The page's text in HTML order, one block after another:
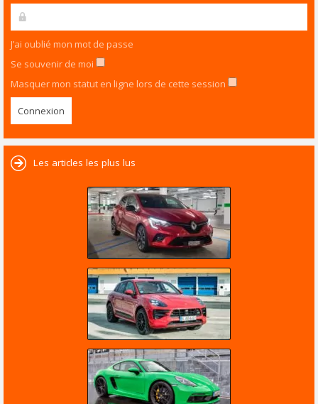
J’ai oublié mon mot de passe
Se souvenir de moi
Masquer mon statut en ligne lors de cette session
Les articles les plus lus